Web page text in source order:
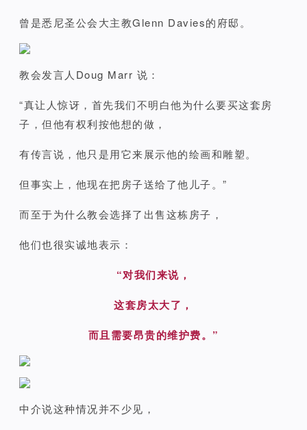
曾是悉尼圣公会大主教Glenn Davies的府邸。
教会发言人Doug Marr 说：
“真让人惊讶，首先我们不明白他为什么要买这套房
子，但他有权利按他想的做，
有传言说，他只是用它来展示他的绘画和雕塑。
但事实上，他现在把房子送给了他儿子。”
而至于为什么教会选择了出售这栋房子，
他们也很实诚地表示：
“对我们来说，
这套房太大了，
而且需要昂贵的维护费。”
中介说这种情况并不少见，